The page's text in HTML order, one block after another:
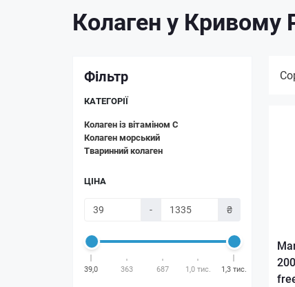
Колаген у Кривому
Фільтр
КАТЕГОРІЇ
Колаген із вітаміном C
Колаген морський
Тваринний колаген
ЦІНА
- ₴
39,0 363 687 1,0 тис. 1,3 тис.